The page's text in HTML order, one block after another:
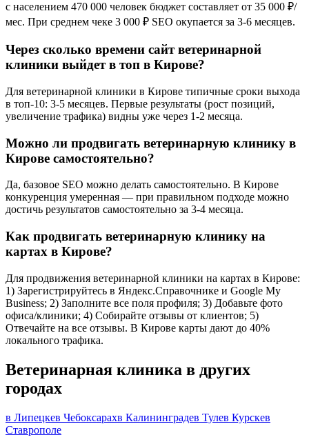
с населением 470 000 человек бюджет составляет от 35 000 ₽/
мес. При среднем чеке 3 000 ₽ SEO окупается за 3-6 месяцев.
Через сколько времени сайт ветеринарной
клиники выйдет в топ в Кирове?
Для ветеринарной клиники в Кирове типичные сроки выхода
в топ-10: 3-5 месяцев. Первые результаты (рост позиций,
увеличение трафика) видны уже через 1-2 месяца.
Можно ли продвигать ветеринарную клинику в
Кирове самостоятельно?
Да, базовое SEO можно делать самостоятельно. В Кирове
конкуренция умеренная — при правильном подходе можно
достичь результатов самостоятельно за 3-4 месяца.
Как продвигать ветеринарную клинику на
картах в Кирове?
Для продвижения ветеринарной клиники на картах в Кирове:
1) Зарегистрируйтесь в Яндекс.Справочнике и Google My
Business; 2) Заполните все поля профиля; 3) Добавьте фото
офиса/клиники; 4) Собирайте отзывы от клиентов; 5)
Отвечайте на все отзывы. В Кирове карты дают до 40%
локального трафика.
Ветеринарная клиника в других
городах
в Липецкев Чебоксарахв Калининградев Тулев Курскев
Ставрополе